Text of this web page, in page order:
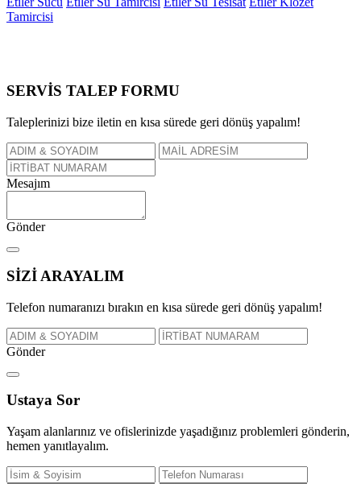
Tamircisi
SERVİS TALEP FORMU
Taleplerinizi bize iletin en kısa sürede geri dönüş yapalım!
Mesajım
Gönder
SİZİ ARAYALIM
Telefon numaranızı bırakın en kısa sürede geri dönüş yapalım!
Gönder
Ustaya Sor
Yaşam alanlarınız ve ofislerinizde yaşadığınız problemleri gönderin,
hemen yanıtlayalım.